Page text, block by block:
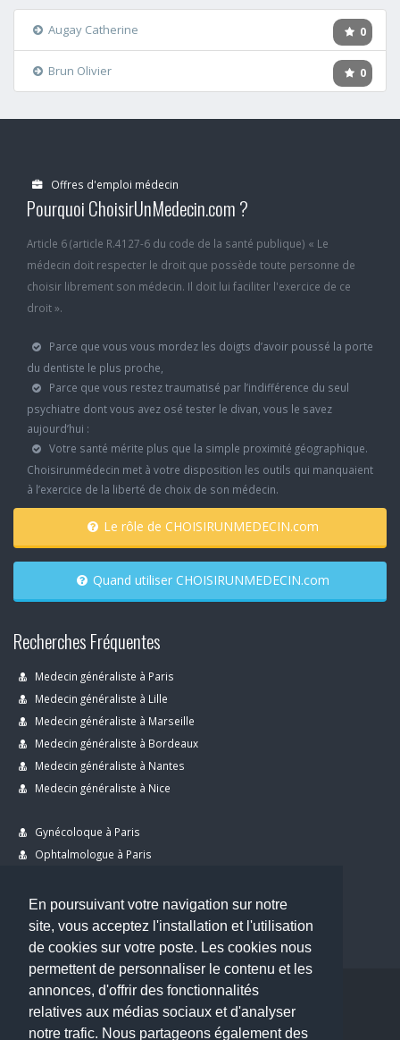
En poursuivant votre navigation sur notre
site, vous acceptez l'installation et l'utilisation
de cookies sur votre poste. Les cookies nous
permettent de personnaliser le contenu et les
annonces, d'offrir des fonctionnalités
relatives aux médias sociaux et d'analyser
notre trafic. Nous partageons également des
0
Augay Catherine
0
Brun Olivier
Offres d'emploi médecin
Pourquoi ChoisirUnMedecin.com ?
Article 6 (article R.4127-6 du code de la santé publique) « Le
médecin doit respecter le droit que possède toute personne de
choisir librement son médecin. Il doit lui faciliter l'exercice de ce
droit ».
Parce que vous vous mordez les doigts d’avoir poussé la porte
du dentiste le plus proche,
Parce que vous restez traumatisé par l’indifférence du seul
psychiatre dont vous avez osé tester le divan, vous le savez
aujourd’hui :
Votre santé mérite plus que la simple proximité géographique.
Choisirunmédecin met à votre disposition les outils qui manquaient
à l’exercice de la liberté de choix de son médecin.
Le rôle de CHOISIRUNMEDECIN.com
Quand utiliser CHOISIRUNMEDECIN.com
Recherches Fréquentes
Medecin généraliste à Paris
Medecin généraliste à Lille
Medecin généraliste à Marseille
Medecin généraliste à Bordeaux
Medecin généraliste à Nantes
Medecin généraliste à Nice
Gynécoloque à Paris
Ophtalmologue à Paris
Dentiste à Paris
Copyright © 2026 . All Rights Reserved.
choisirunmedecin@gmail.com